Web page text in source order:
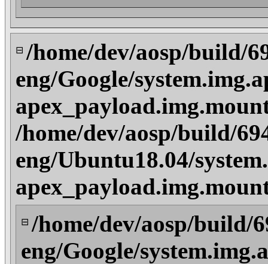
⊟ /home/dev/aosp/build/
eng/Google/
/home/dev/aosp/build/
eng/Ubuntu18.04/
⊟ /home/dev/aosp/build/
eng/Google/